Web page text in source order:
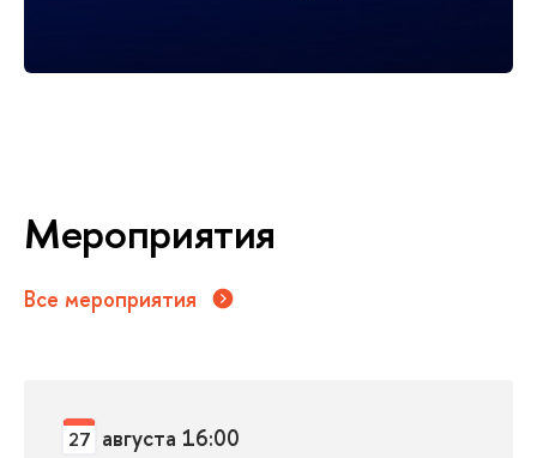
Мероприятия
Все мероприятия
27 августа 16:00